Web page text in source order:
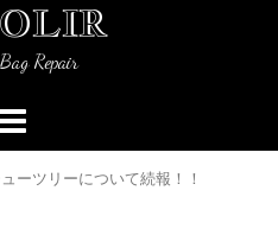
Repair
ーツリーについて続報！！